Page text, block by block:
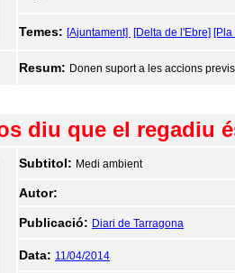
Temes: [Ajuntament] [Delta de l'Ebre]
Resum: Donen suport a les accions
diu que el regadiu
Subtitol: Medi ambient
Autor:
Publicació: Diari de Tarragona
Data: 11/04/2014